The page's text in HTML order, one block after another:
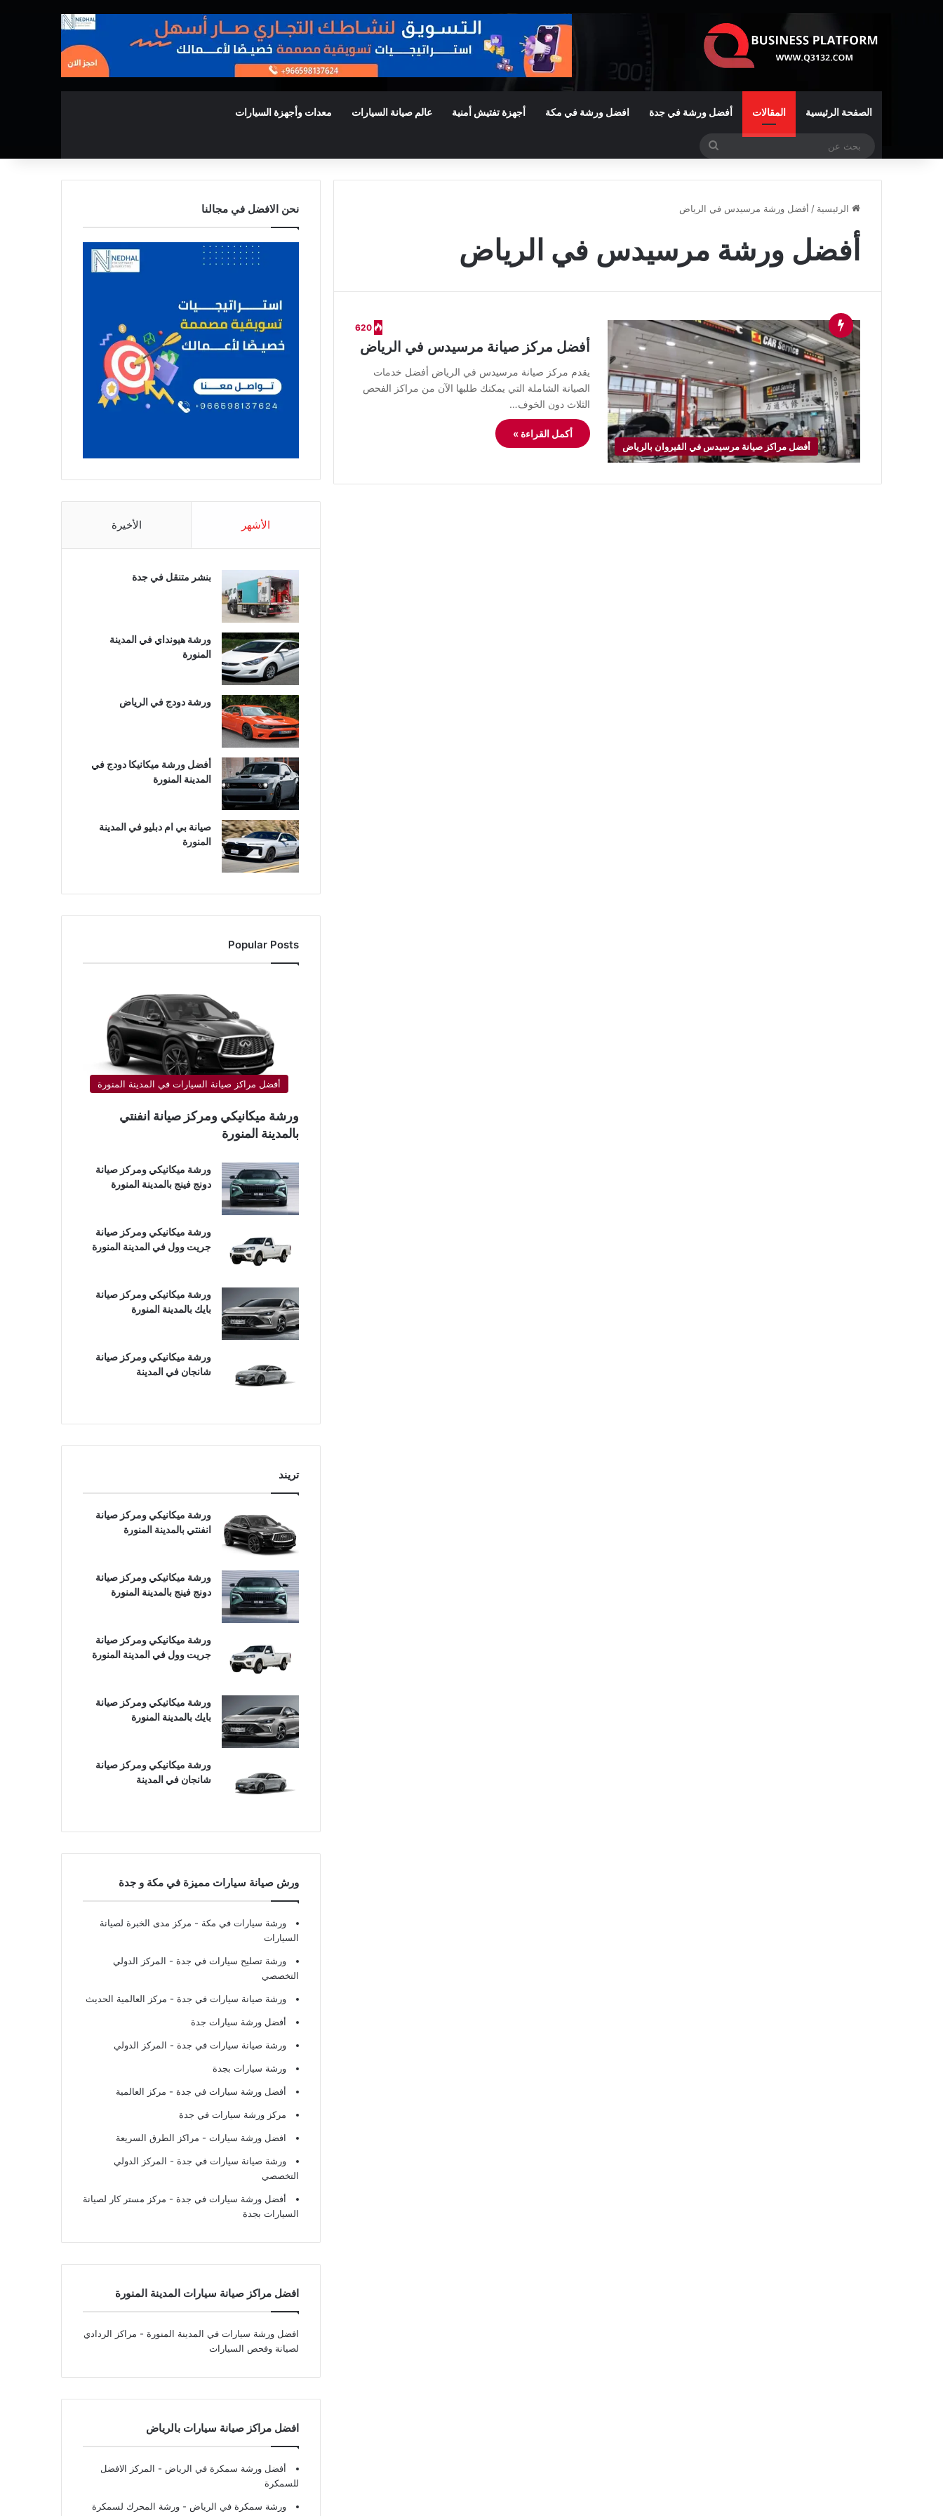
الصفحة الرئيسية المقالات أفضل ورشة في جدة افضل ورشة في مكة أجهزة تفتيش أمنية عالم صيانة السيارات معدات وأجهزة السيارات
الرئيسية / أفضل ورشة مرسيدس في الرياض
أفضل ورشة مرسيدس في الرياض
أفضل مراكز صيانة مرسيدس في القيروان بالرياض
620
أفضل مركز صيانة مرسيدس في الرياض
يقدم مركز صيانة مرسيدس في الرياض أفضل خدمات
الصيانة الشاملة التي يمكنك طلبها الآن من مراكز الفحص
الثلاث دون الخوف…
أكمل القراءة »
نحن الافضل في مجالنا
الأشهر الأخيرة
بنشر متنقل في جدة
ورشة هيونداي في المدينة
المنورة
ورشة دودج في الرياض
أفضل ورشة ميكانيكا دودج في
المدينة المنورة
صيانة بي ام دبليو في المدينة
المنورة
Popular Posts
أفضل مراكز صيانة السيارات في المدينة المنورة
ورشة ميكانيكي ومركز صيانة انفنتي
بالمدينة المنورة
ورشة ميكانيكي ومركز صيانة
دونج فينج بالمدينة المنورة
ورشة ميكانيكي ومركز صيانة
جريت وول في المدينة المنورة
ورشة ميكانيكي ومركز صيانة
بايك بالمدينة المنورة
ورشة ميكانيكي ومركز صيانة
شانجان في المدينة
تريند
ورشة ميكانيكي ومركز صيانة
انفنتي بالمدينة المنورة
ورشة ميكانيكي ومركز صيانة
دونج فينج بالمدينة المنورة
ورشة ميكانيكي ومركز صيانة
جريت وول في المدينة المنورة
ورشة ميكانيكي ومركز صيانة
بايك بالمدينة المنورة
ورشة ميكانيكي ومركز صيانة
شانجان في المدينة
ورش صيانة سيارات مميزة في مكة و جدة
ورشة سيارات في مكة - مركز مدى الخبرة لصيانة
السيارات
ورشة تصليح سيارات في جدة - المركز الدولي
التخصصي
ورشة صيانة سيارات في جدة - مركز العالمية الحديث
أفضل ورشة سيارات جدة
ورشة صيانة سيارات في جدة - المركز الدولي
ورشة سيارات بجدة
أفضل ورشة سيارات في جدة - مركز العالمية
مركز ورشة سيارات في جدة
افضل ورشة سيارات - مراكز الطرق السريعة
ورشة صيانة سيارات في جدة - المركز الدولي
التخصصي
أفضل ورشة سيارات في جدة - مركز مستر كار لصيانة
السيارات بجدة
افضل مراكز صيانة سيارات المدينة المنورة
افضل ورشة سيارات في المدينة المنورة - مراكز الردادي
لصيانة وفحص السيارات
افضل مراكز صيانة سيارات بالرياض
أفضل ورشة سمكرة في الرياض - المركز الافضل
للسمكرة
ورشة سمكرة في الرياض - ورشة المحرك لسمكرة